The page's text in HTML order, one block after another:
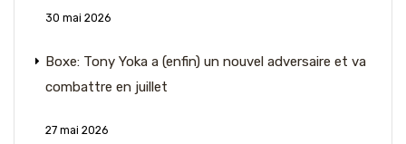
30 mai 2026
Boxe: Tony Yoka a (enfin) un nouvel adversaire et va
combattre en juillet
27 mai 2026